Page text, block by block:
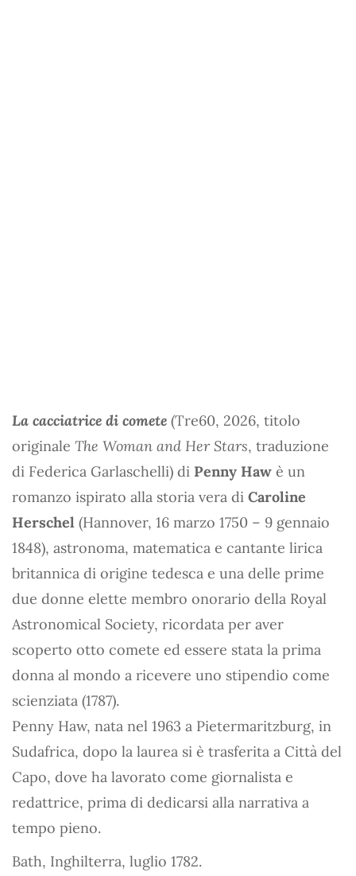
La cacciatrice di comete (Tre60, 2026, titolo
originale The Woman and Her Stars, traduzione
di Federica Garlaschelli) di Penny Haw è un
romanzo ispirato alla storia vera di Caroline
Herschel (Hannover, 16 marzo 1750 – 9 gennaio
1848), astronoma, matematica e cantante lirica
britannica di origine tedesca e una delle prime
due donne elette membro onorario della Royal
Astronomical Society, ricordata per aver
scoperto otto comete ed essere stata la prima
donna al mondo a ricevere uno stipendio come
scienziata (1787).
Penny Haw, nata nel 1963 a Pietermaritzburg, in
Sudafrica, dopo la laurea si è trasferita a Città del
Capo, dove ha lavorato come giornalista e
redattrice, prima di dedicarsi alla narrativa a
tempo pieno.
Bath, Inghilterra, luglio 1782.